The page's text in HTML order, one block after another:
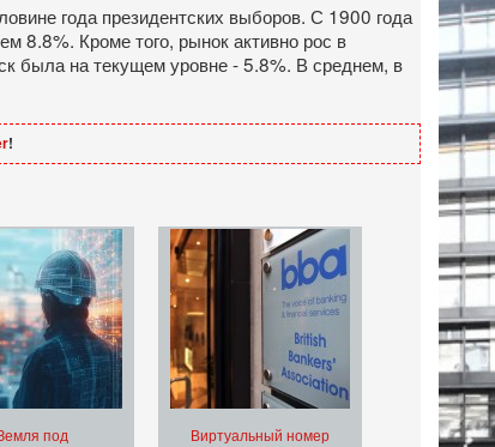
года президентских выборов. С 1900 года
8.8%. Кроме того, рынок активно рос в
была на текущем уровне - 5.8%. В среднем, в
!
под
Виртуальный номер